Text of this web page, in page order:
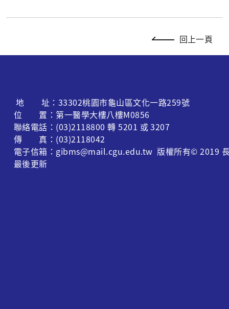
回上一頁
地 址：33302桃園市龜山區文化一路259號
位 置：第一醫學大樓八樓M0856
聯絡電話：(03)2118800 轉 5201 或 3207
傳 真：(03)2118042
電子信箱：gibms@mail.cgu.edu.tw 版權所有© 2019
最後更新